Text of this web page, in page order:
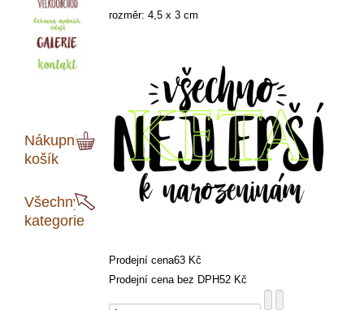
Nákupní
košík
Všechny
kategorie
rozměr: 4,5 x 3 cm
Prodejní cena63 Kč
Prodejní cena bez DPH52 Kč